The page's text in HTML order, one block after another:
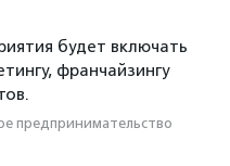
будет включать
франчайзингу
предпри­нима­тель­ство